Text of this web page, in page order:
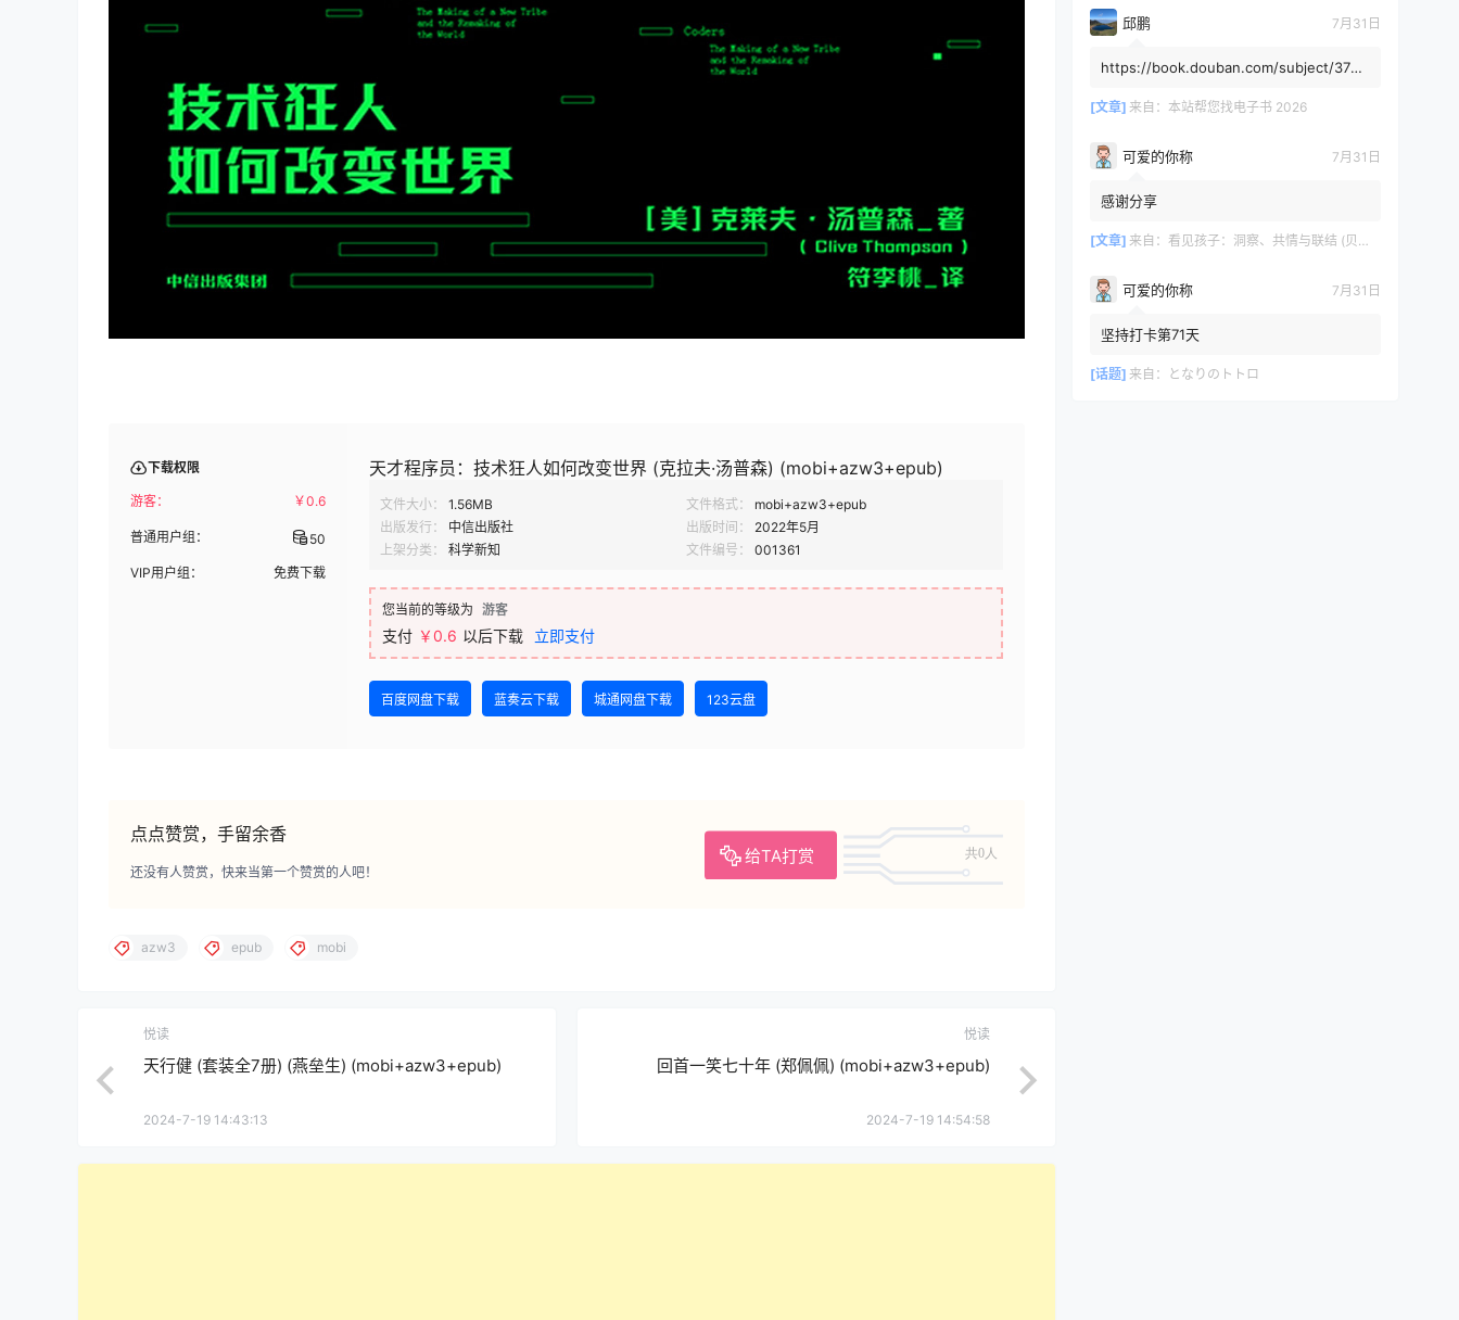
下载权限
游客： ￥0.6
普通用户组： 50
VIP用户组： 免费下载
天才程序员：技术狂人如何改变世界 (克拉夫·汤普森) (mobi+azw3+epub)
文件大小： 1.56MB 文件格式：
mobi+azw3+epub
出版发行：
中信出版社 出版时间：
2022年5月
上架分类：
科学新知 文件编号： 001361
您当前的等级为 游客
支付 ￥0.6 以后下载 立即支付
百度网盘下载 蓝奏云下载 城通网盘下载 123云盘
点点赞赏，手留余香
给TA打赏 共0人
还没有人赞赏，快来当第一个赞赏的人吧！
azw3 epub mobi
悦读
天行健 (套装全7册) (燕垒生) (mobi+azw3+epub)
2024-7-19 14:43:13
悦读
回首一笑七十年 (郑佩佩) (mobi+azw3+epub)
2024-7-19 14:54:58
邱鹏 7月31日
https://book.douban.com/subject/3725
[文章] 来自： 本站帮您找电子书 2026
可爱的你称 7月31日
感谢分享
[文章] 来自： 看见孩子：洞察、共情与联结 (贝姬·肯尼迪) (mobi,azw3,epub)
可爱的你称 7月31日
坚持打卡第71天
[话题] 来自： となりのトトロ